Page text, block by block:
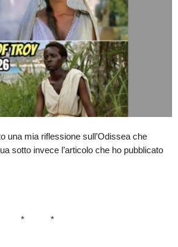
una mia riflessione sull’Odissea che
sotto invece l’articolo che ho pubblicato
* *